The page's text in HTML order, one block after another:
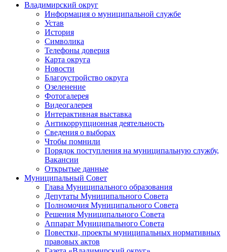
Владимирский округ
Информация о муниципальной службе
Устав
История
Символика
Телефоны доверия
Карта округа
Новости
Благоустройство округа
Озеленение
Фотогалерея
Видеогалерея
Интерактивная выставка
Антикоррупционная деятельность
Сведения о выборах
Чтобы помнили
Порядок поступления на муниципальную службу,
Вакансии
Открытые данные
Муниципальный Совет
Глава Муниципального образования
Депутаты Муниципального Совета
Полномочия Муниципального Совета
Решения Муниципального Совета
Аппарат Муниципального Совета
Повестки, проекты муниципальных нормативных
правовых актов